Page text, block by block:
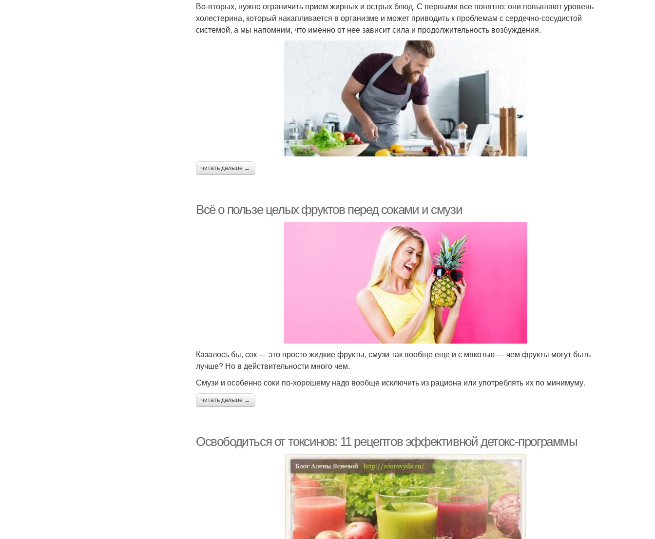
Во-вторых, нужно ограничить прием жирных и острых блюд. С первыми все понятно: они повышают уровень
холестерина, который накапливается в организме и может приводить к проблемам с сердечно-сосудистой
системой, а мы напомним, что именно от нее зависит сила и продолжительность возбуждения.
читать дальше →
Всё о пользе целых фруктов перед соками и смузи
Казалось бы, сок — это просто жидкие фрукты, смузи так вообще еще и с мякотью — чем фрукты могут быть
лучше? Но в действительности много чем.
Смузи и особенно соки по-хорошему надо вообще исключить из рациона или употреблять их по минимуму.
читать дальше →
Освободиться от токсинов: 11 рецептов эффективной детокс-программы